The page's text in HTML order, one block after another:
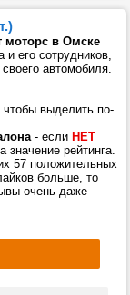
моторс в Омске
и его сотрудников,
автомобиля.
выделить по-
- если НЕТ
значение рейтинга.
57 положительных
больше, то
очень даже